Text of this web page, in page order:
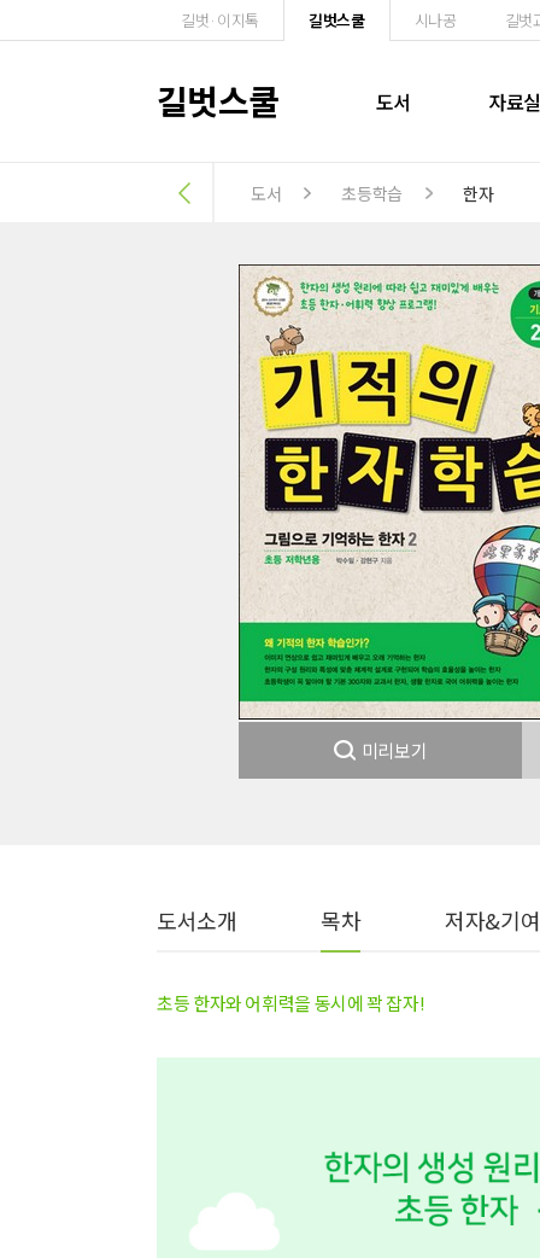
길벗·이지톡 길벗스쿨 시나공 길벗
길벗스쿨 도서 자료실
도서 초등학습 한자
미리보기
도서소개 목차 저자&기
초등 한자와 어휘력을 동시에 꽉 잡자!